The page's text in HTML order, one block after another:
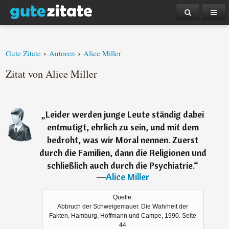
Gute Zitate › Autoren › Alice Miller
Zitat von Alice Miller
„Leider werden junge Leute ständig dabei
entmutigt, ehrlich zu sein, und mit dem
bedroht, was wir Moral nennen. Zuerst
durch die Familien, dann die Religionen und
schließlich auch durch die Psychiatrie.“
―Alice Miller
Quelle:
Abbruch der Schweigemauer. Die Wahrheit der
Fakten. Hamburg, Hoffmann und Campe, 1990. Seite
44